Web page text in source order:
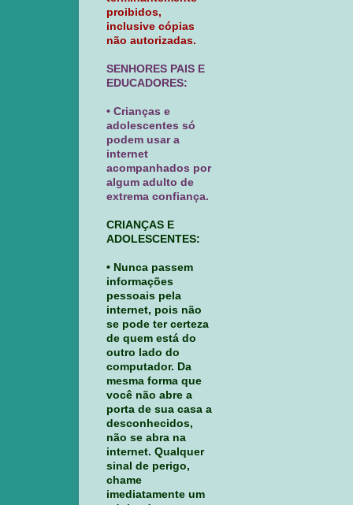
proibidos,
inclusive cópias
não autorizadas.
SENHORES PAIS E
EDUCADORES:
• Crianças e
adolescentes só
podem usar a
internet
acompanhados por
algum adulto de
extrema confiança.
CRIANÇAS E
ADOLESCENTES:
• Nunca passem
informações
pessoais pela
internet, pois não
se pode ter certeza
de quem está do
outro lado do
computador. Da
mesma forma que
você não abre a
porta de sua casa a
desconhecidos,
não se abra na
internet. Qualquer
sinal de perigo,
chame
imediatamente um